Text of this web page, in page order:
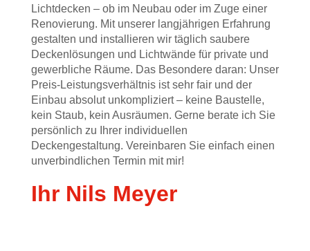
Lichtdecken – ob im Neubau oder im Zuge einer
Renovierung. Mit unserer langjährigen Erfahrung
gestalten und installieren wir täglich saubere
Deckenlösungen und Lichtwändefür private und
gewerbliche Räume. Das Besondere daran: Unser
Preis-Leistungsverhältnis istsehr fair und der
Einbau absolut unkompliziert–keine Baustelle,
kein Staub, kein Ausräumen. Gerne berate ich Sie
persönlich zu Ihrer individuellen
Deckengestaltung. Vereinbaren Sie einfach einen
unverbindlichen Termin mit mir!
Ihr Nils Meyer